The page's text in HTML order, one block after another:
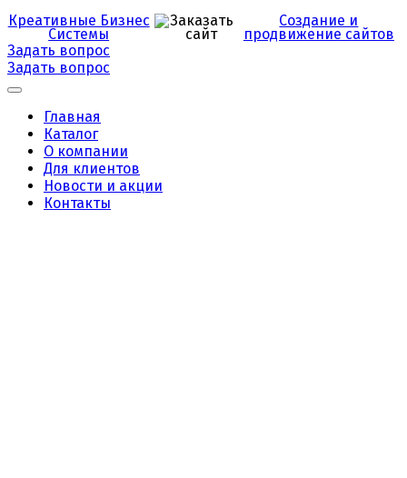
Креативные Бизнес
Системы
Создание и
продвижение сайтов
Задать вопрос
Задать вопрос
Главная
Каталог
О компании
Для клиентов
Новости и акции
Контакты